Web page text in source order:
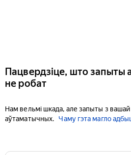
Пацвердзіце, што запыты
не робат
Нам вельмі шкада, але запыты з
аўтаматычных.
Чаму гэта магло